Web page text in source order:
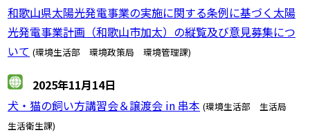
和歌山県太陽光発電事業の実施に関する条例に基づく太陽
光発電事業計画（和歌山市加太）の縦覧及び意見募集につ
いて (環境生活部 環境政策局 環境管理課)
2025年11月14日
犬・猫の飼い方講習会＆譲渡会 in 串本 (環境生活部 生活局
生活衛生課)